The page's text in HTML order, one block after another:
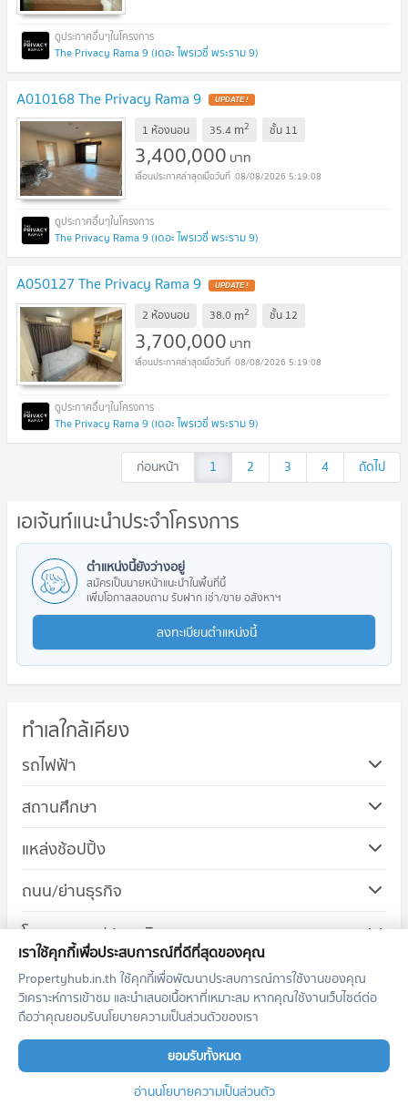
The Privacy Rama 9 (เดอะ ไพรเวซี่ พระราม 9)
A010168 The Privacy Rama 9 UPDATE !
1 ห้องนอน 35.4 m2 ชั้น 11
3,400,000 บาท
08/08/2026 5:19:08
The Privacy Rama 9 (เดอะ ไพรเวซี่ พระราม 9)
A050127 The Privacy Rama 9 UPDATE !
2 ห้องนอน 38.0 m2 ชั้น 12
3,700,000 บาท
08/08/2026 5:19:08
The Privacy Rama 9 (เดอะ ไพรเวซี่ พระราม 9)
ก่อนหน้า 1 2 3 4 ถัดไป
เอเจ้นท์แนะนำประจำโครงการ
ตำแหน่งนี้ยังว่างอยู่
สมัครเป็นนายหน้าแนะนำในพื้นที่นี้
เพิ่มโอกาสสอบถาม รับฝาก เช่า/ขาย อสังหาฯ
ลงทะเบียนตำแหน่งนี้
ทำเลใกล้เคียง
รถไฟฟ้า
สถานศึกษา
แหล่งช้อปปิ้ง
คอนโด ตลาดนัดนัมเบอร์วัน ราม 2
คอนโดให้เช่า ตลาดนัดนัมเบอร์วัน ราม 2
มีคอนโดให้เช่า 1,100 ประกาศ
ขายคอนโด ตลาดนัดนัมเบอร์วัน ราม 2
มีคอนโดขาย 594 ประกาศ
ถนน/ย่านธุรกิจ
คอนโด ถนนพัฒนาการ
190 โครงการ
คอนโดให้เช่า ถนนพัฒนาการ
มีคอนโดให้เช่า 3,547 ประกาศ
ขายคอนโด ถนนพัฒนาการ
มีคอนโดขาย 2,182 ประกาศ
คอนโด ถนนบางนา - ตราด
โรงพยาบาล/สนามบิน
คอนโดให้เช่ายอดนิยม
Life Asoke
Life Ladprao
เราใช้คุกกี้เพื่อประสบการณ์ที่ดีที่สุดของคุณ
Propertyhub.in.th ใช้คุกกี้เพื่อพัฒนาประสบการณ์การใช้งานของคุณ
วิเคราะห์การเข้าชม และนำเสนอเนื้อหาที่เหมาะสม หากคุณใช้งานเว็บไซต์ต่อ
ถือว่าคุณยอมรับนโยบายความเป็นส่วนตัวของเรา
ยอมรับทั้งหมด
อ่านนโยบายความเป็นส่วนตัว